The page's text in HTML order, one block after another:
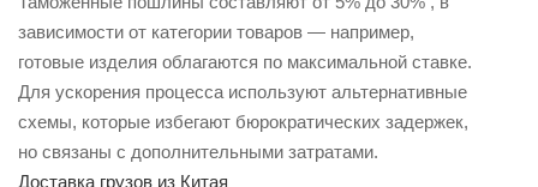
зависимости от категории товаров — например,
готовые изделия облагаются по максимальной ставке.
Для ускорения процесса используют альтернативные
схемы, которые избегают бюрократических задержек,
но связаны с дополнительными затратами.
Доставка грузов из Китая